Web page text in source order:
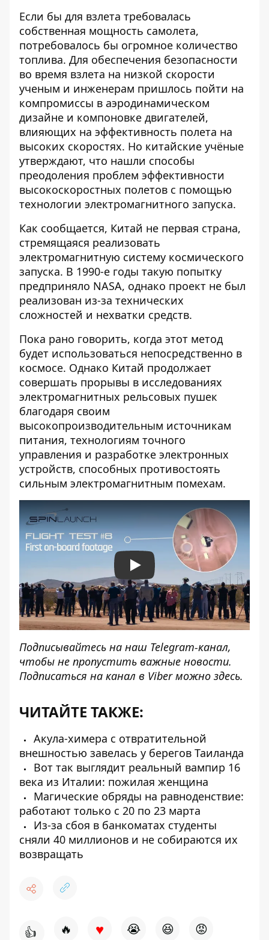
Если бы для взлета требовалась
собственная мощность самолета,
потребовалось бы огромное количество
топлива. Для обеспечения безопасности
во время взлета на низкой скорости
ученым и инженерам пришлось пойти на
компромиссы в аэродинамическом
дизайне и компоновке двигателей,
влияющих на эффективность полета на
высоких скоростях. Но китайские учёные
утверждают, что нашли способы
преодоления проблем эффективности
высокоскоростных полетов с помощью
технологии электромагнитного запуска.
Как сообщается, Китай не первая страна,
стремящаяся реализовать
электромагнитную систему космического
запуска. В 1990-е годы такую ​​попытку
предприняло NASA, однако проект не был
реализован из-за технических
сложностей и нехватки средств.
Пока рано говорить, когда этот метод
будет использоваться непосредственно в
космосе. Однако Китай продолжает
совершать прорывы в исследованиях
электромагнитных рельсовых пушек
благодаря своим
высокопроизводительным источникам
питания, технологиям точного
управления и разработке электронных
устройств, способных противостоять
сильным электромагнитным помехам.
Play
Подписывайтесь на наш Telegram-канал,
чтобы не пропустить важные новости.
Подписаться на канал в Viber можно здесь.
ЧИТАЙТЕ ТАКЖЕ:
Акула-химера с отвратительной
внешностью завелась у берегов Таиланда
Вот так выглядит реальный вампир 16
века из Италии: пожилая женщина
Магические обряды на равноденствие:
работают только с 20 по 23 марта
Из-за сбоя в банкоматах студенты
сняли 40 миллионов и не собираются их
возвращать
👍 🔥 ♥ 😭 😆 😡